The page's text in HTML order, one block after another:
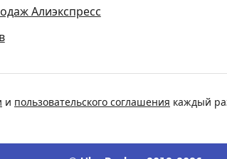
Алиэкспресс
и пользовательского соглашения каждый